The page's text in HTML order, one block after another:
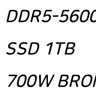
DDR5-
SSD 1TB
700W